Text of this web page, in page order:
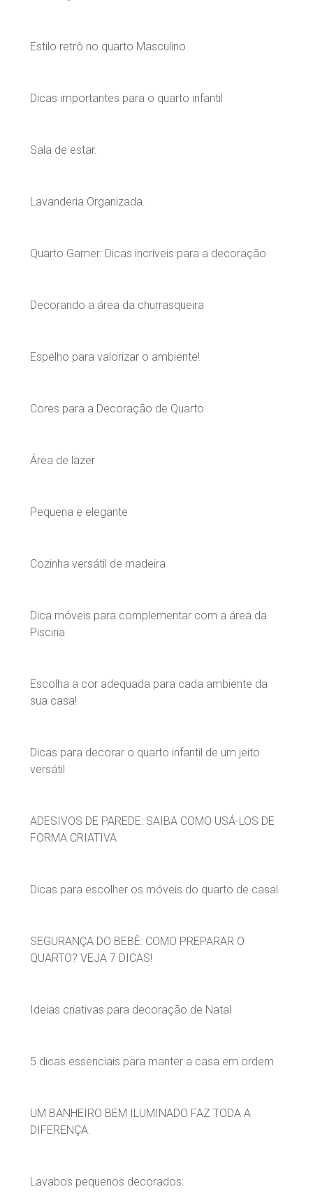
Estilo retrô no quarto Masculino.
Dicas importantes para o quarto infantil
Sala de estar.
Lavanderia Organizada.
Quarto Gamer: Dicas incríveis para a decoração
Decorando a área da churrasqueira
Espelho para valorizar o ambiente!
Cores para a Decoração de Quarto
Área de lazer
Pequena e elegante
Cozinha versátil de madeira
Dica móveis para complementar com a área da
Piscina
Escolha a cor adequada para cada ambiente da
sua casa!
Dicas para decorar o quarto infantil de um jeito
versátil
ADESIVOS DE PAREDE: SAIBA COMO USÁ-LOS DE
FORMA CRIATIVA
Dicas para escolher os móveis do quarto de casal
SEGURANÇA DO BEBÊ: COMO PREPARAR O
QUARTO? VEJA 7 DICAS!
Ideias criativas para decoração de Natal
5 dicas essenciais para manter a casa em ordem
UM BANHEIRO BEM ILUMINADO FAZ TODA A
DIFERENÇA.
Lavabos pequenos decorados: